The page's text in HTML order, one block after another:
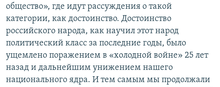
общество», где идут рассуждения о такой
категории, как достоинство. Достоинство
российского народа, как научил этот народ
политический класс за последние годы, было
ущемлено поражением в «холодной войне» 25 лет
назад и дальнейшим унижением нашего
национального ядра. И тем самым мы продолжали